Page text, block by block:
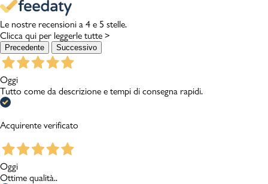
Le nostre recensioni a 4 e 5 stelle.
Clicca qui per leggerle tutte >
Precedente Successivo
Oggi
Tutto come da descrizione e tempi di consegna rapidi.
Acquirente verificato
Oggi
Ottime qualità..